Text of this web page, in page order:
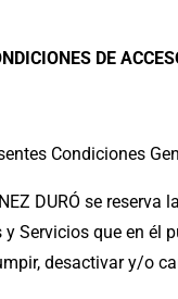
DE
Condiciones
DURÓ se
Servicios que en él
desactivar y/o